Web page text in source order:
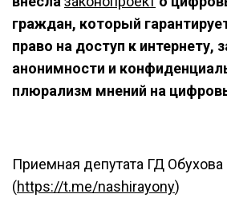
граждан, который
право на доступ к интернету,
анонимности и
плюрализм мнений на
Приемная депутата ГД
(https://t.me/nashirayony)